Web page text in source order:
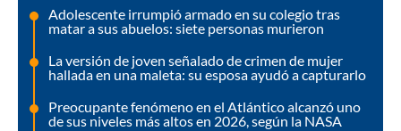
Adolescente irrumpió armado en su colegio tras
matar a sus abuelos: siete personas murieron
La versión de joven señalado de crimen de mujer
hallada en una maleta: su esposa ayudó a capturarlo
Preocupante fenómeno en el Atlántico alcanzó uno
de sus niveles más altos en 2026, según la NASA